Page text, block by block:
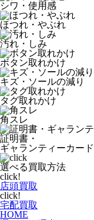
シワ・使用感
ほつれ・やぶれ
汚れ・しみ
ボタン取れかけ
キズ・ソールの減り
タグ取れかけ
角スレ
証明書・
ギャランティーカー
選べる買取方法
click!
店頭買取
click!
宅配買取
HOME